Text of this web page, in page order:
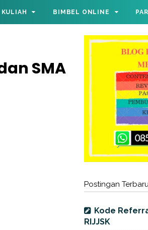
KULIAH BIMBEL ONLINE
SMA
Postingan
Kode
RIJJSK